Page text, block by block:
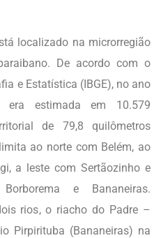
localizado na microrregião
De acordo com o
e Estatística (IBGE), no ano
era estimada em 10.579
de 79,8 quilômetros
ao norte com Belém, ao
a leste com Sertãozinho e
e Bananeiras.
rios, o riacho do Padre –
Pirpirituba (Bananeiras) na